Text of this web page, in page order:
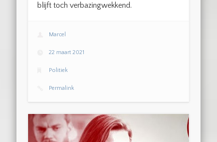
blijft toch verbazingwekkend.
Marcel
22 maart 2021
Politiek
Permalink